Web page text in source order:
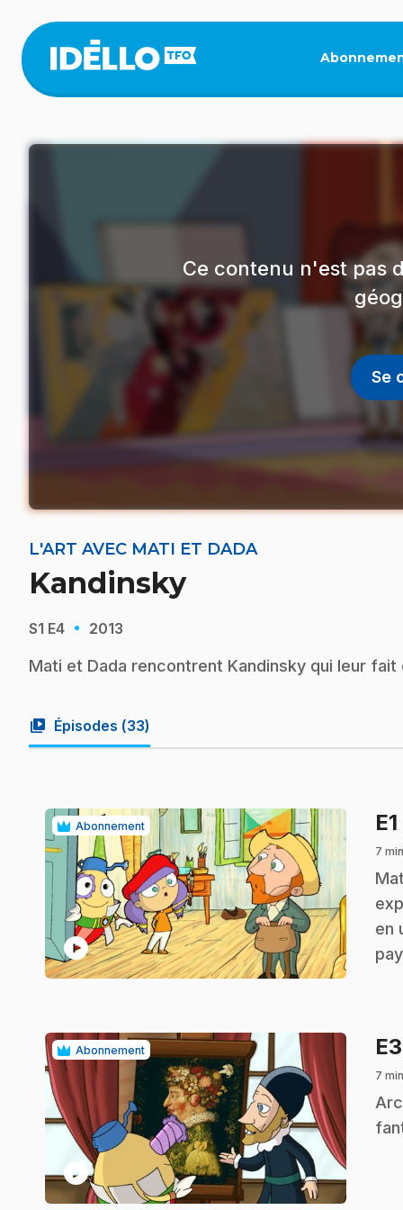
contenu
principal
Ce contenu n'est pas
Se
L'ART AVEC MATI ET DADA
Kandinsky
S1 E4 · 2013
Mati et Dada rencontrent Kandinsky qui leur
video_library Épisodes (33)
Abonnement
play_circle
E1
7
.
en
Abonnement
play_circle
E3
7
.